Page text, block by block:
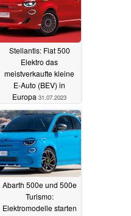
Stellantis: Fiat 500
Elektro das
meistverkaufte kleine
E-Auto (BEV) in
Europa 31.07.2023
Abarth 500e und 500e
Turismo:
Elektromodelle starten